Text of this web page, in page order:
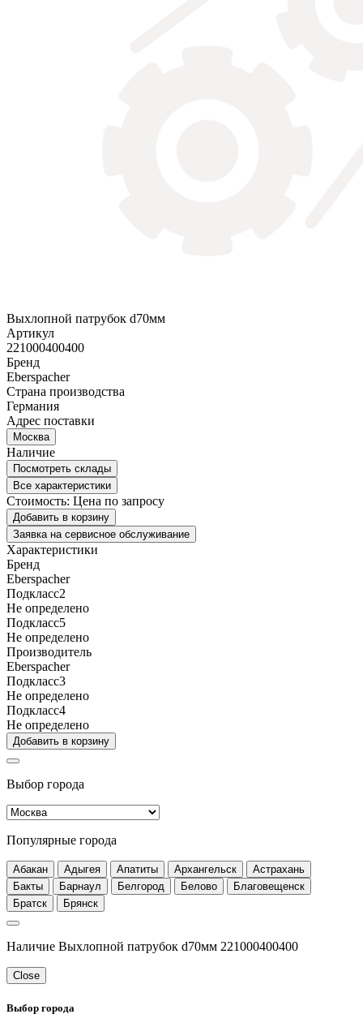
Выхлопной патрубок d70мм
Артикул
221000400400
Бренд
Eberspacher
Страна производства
Германия
Адрес поставки
Москва
Наличие
Посмотреть склады
Все характеристики
Стоимость: Цена по запросу
Добавить в корзину
Заявка на сервисное обслуживание
Характеристики
Бренд
Eberspacher
Подкласс2
Не определено
Подкласс5
Не определено
Производитель
Eberspacher
Подкласс3
Не определено
Подкласс4
Не определено
Добавить в корзину
Выбор города
Популярные города
Абакан Адыгея Апатиты Архангельск
Астрахань
Бакты
Барнаул Белгород Белово
Благовещенск
Братск
Брянск
Наличие Выхлопной патрубок d70мм 221000400400
Close
Выбор города